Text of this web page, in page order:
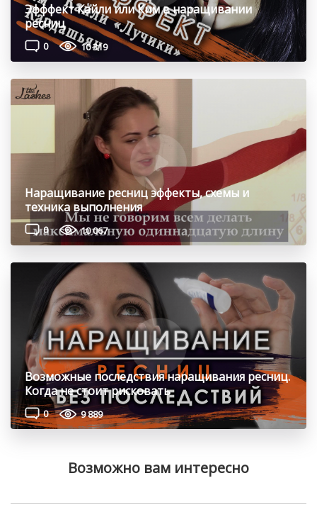
Эфффект Кайли или Ким в наращивании
ресниц
0 10 319
Наращивание ресниц эффекты, схемы и
техника выполнения
0 10 067
Возможные последствия наращивания ресниц.
Когда не стоит рисковать
0 9 889
Возможно вам интересно